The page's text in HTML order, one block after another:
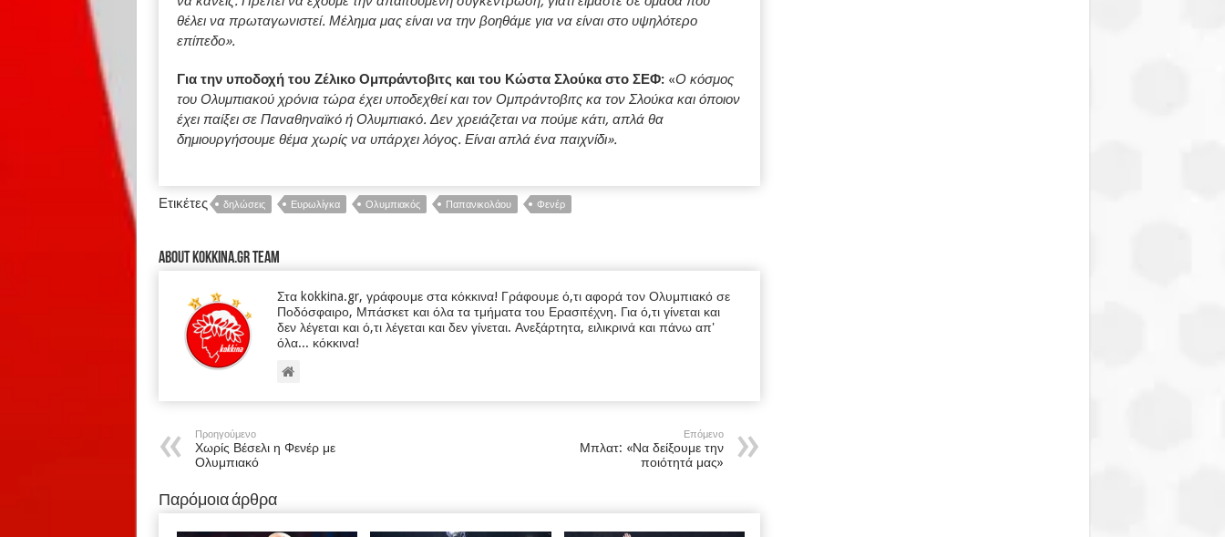
θέλει να πρωταγωνιστεί. Μέλημα μας είναι να την βοηθάμε για να είναι στο υψηλότερο
επίπεδο».
Για την υποδοχή του Ζέλικο Ομπράντοβιτς και του Κώστα Σλούκα στο ΣΕΦ:«Ο κόσμος
του Ολυμπιακού χρόνια τώρα έχει υποδεχθεί και τον Ομπράντοβιτς κα τον Σλούκα και όποιον
έχει παίξει σε Παναθηναϊκό ή Ολυμπιακό. Δεν χρειάζεται να πούμε κάτι, απλά θα
δημιουργήσουμε θέμα χωρίς να υπάρχει λόγος. Είναι απλά ένα παιχνίδι».
Ετικέτες δηλώσεις Ευρωλίγκα Ολυμπιακός Παπανικολάου Φενέρ
About kokkina.gr TEAM
Στα kokkina.gr, γράφουμε στα κόκκινα! Γράφουμε ό,τι αφορά τον Ολυμπιακό σε
Ποδόσφαιρο, Μπάσκετ και όλα τα τμήματα του Ερασιτέχνη. Για ό,τι γίνεται και
δεν λέγεται και ό,τι λέγεται και δεν γίνεται. Ανεξάρτητα, ειλικρινά και πάνω απ'
όλα... κόκκινα!
Προηγούμενο
Χωρίς Βέσελι η Φενέρ με
Ολυμπιακό
Επόμενο
Μπλατ: «Να δείξουμε την
ποιότητά μας»
Παρόμοια άρθρα